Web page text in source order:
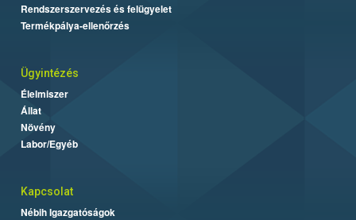
Rendszerszervezés és felügyelet
Termékpálya-ellenőrzés
Ügyintézés
Élelmiszer
Állat
Növény
Labor/Egyéb
Kapcsolat
Nébih Igazgatóságok